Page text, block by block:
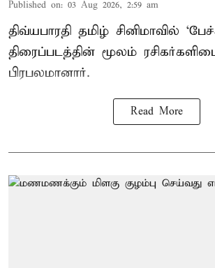
Published on: 03 Aug 2026, 2:59 am
திவ்யபாரதி தமிழ் சினிமாவில்
திரைப்படத்தின் மூலம்
பிரபலமானார்.
Read More